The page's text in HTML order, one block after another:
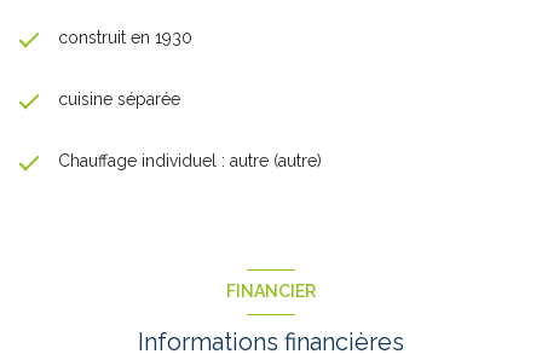
construit en 1930
cuisine séparée
Chauffage individuel : autre (autre)
FINANCIER
Informations financières